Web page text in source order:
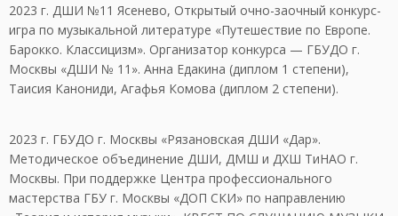
2023 г. ДШИ №11 Ясенево, Открытый очно-заочный конкурс-
игра по музыкальной литературе «Путешествие по Европе.
Барокко. Классицизм». Организатор конкурса — ГБУДО г.
Москвы «ДШИ № 11». Анна Едакина (диплом 1 степени),
Таисия Канониди, Агафья Комова (диплом 2 степени).
2023 г. ГБУДО г. Москвы «Рязановская ДШИ «Дар».
Методическое объединение ДШИ, ДМШ и ДХШ ТиНАО г.
Москвы. При поддержке Центра профессионального
мастерства ГБУ г. Москвы «ДОП СКИ» по направлению